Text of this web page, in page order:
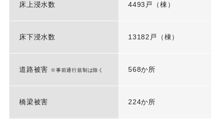
床上浸水数 4493戸（棟）
床下浸水数 13182戸（棟）
道路被害 ※事前通行規制は除く 568か所
橋梁被害 224か所